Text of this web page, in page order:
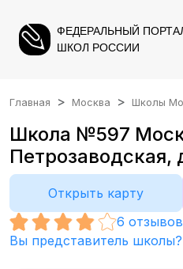
ФЕДЕРАЛЬНЫЙ
ШКОЛ РОССИИ
Главная Москва Школы
Школа №597
Петрозаводская,
Открыть карту
6 отзывов
Вы представитель школы?